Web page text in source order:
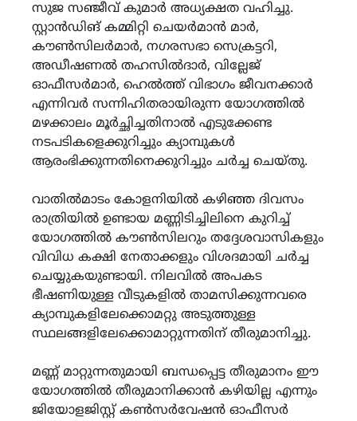
സുജ സഞ്ജീവ് കുമാർ അധ്യക്ഷത വഹിച്ചു.
സ്റ്റാൻഡിങ് കമ്മിറ്റി ചെയർമാൻ മാർ,
കൗൺസിലർമാർ, നഗരസഭാ സെക്രട്ടറി,
അഡീഷണൽ തഹസിൽദാർ, വില്ലേജ്
ഓഫീസർമാർ, ഹെൽത്ത് വിഭാഗം ജീവനക്കാർ
എന്നിവർ സന്നിഹിതരായിരുന്ന യോഗത്തിൽ
മഴക്കാലം മൂർച്ഛിച്ചതിനാൽ എടുക്കേണ്ട
നടപടികളെക്കുറിച്ചും ക്യാമ്പുകൾ
ആരംഭിക്കുന്നതിനെക്കുറിച്ചും ചർച്ച ചെയ്തു.
വാതിൽമാടം കോളനിയിൽ കഴിഞ്ഞ ദിവസം
രാത്രിയിൽ ഉണ്ടായ മണ്ണിടിച്ചിലിനെ കുറിച്ച്
യോഗത്തിൽ കൗൺസിലറും തദ്ദേശവാസികളും
വിവിധ കക്ഷി നേതാക്കളും വിശദമായി ചർച്ച
ചെയ്യുകയുണ്ടായി. നിലവിൽ അപകട
ഭീഷണിയുള്ള വീടുകളിൽ താമസിക്കുന്നവരെ
ക്യാമ്പുകളിലേക്കൊമറ്റു അടുത്തുള്ള
സ്ഥലങ്ങളിലേക്കൊമാറ്റുന്നതിന് തീരുമാനിച്ചു.
മണ്ണ് മാറ്റുന്നതുമായി ബന്ധപ്പെട്ട തീരുമാനം ഈ
യോഗത്തിൽ തീരുമാനിക്കാൻ കഴിയില്ല എന്നും
ജിയോളജിസ്റ്റ് കൺസർവേഷൻ ഓഫീസർ